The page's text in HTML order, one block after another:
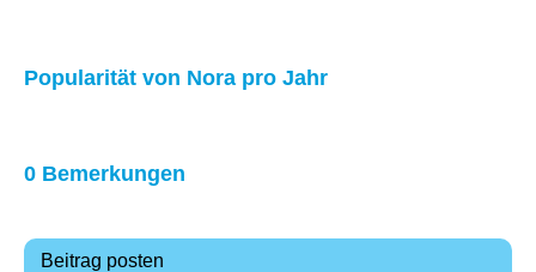
Popularität von Nora pro Jahr
0 Bemerkungen
Beitrag posten